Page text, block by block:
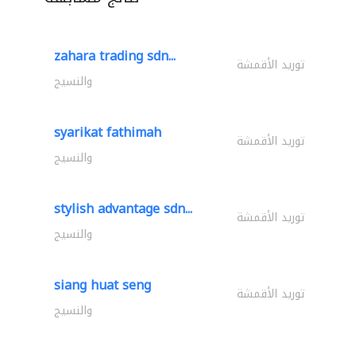
zahara trading sdn... توريد الأقمشة
والنسيج
syarikat fathimah توريد الأقمشة
والنسيج
stylish advantage sdn... توريد الأقمشة
والنسيج
siang huat seng توريد الأقمشة
والنسيج